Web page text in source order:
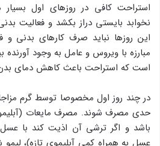
استراحت کافی در روزهای اول
نخوابد بایستی دراز بکشد و فعالیت
این روزها نباید صرف کارهای بدنی
مبارزه با ویروس و عامل به وجود آورنده
است که استراحت باعث کاهش دمای
در چند روز اول مخصوصا توسط گرم
حدی مصرف شوند. مصرف مایعات
باشد و اگر ترشی آن اذیت کند با